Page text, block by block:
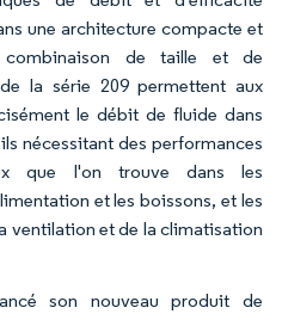
une architecture compacte et
de taille et de
la série 209 permettent aux
le débit de fluide dans
nécessitant des performances
que l'on trouve dans les
et les boissons, et les
ventilation et de la climatisation
son nouveau produit de